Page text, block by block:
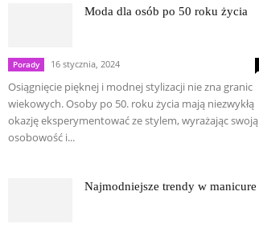
Moda dla osób po 50 roku życia
Porady 16 stycznia, 2024
Osiągnięcie pięknej i modnej stylizacji nie zna granic
wiekowych. Osoby po 50. roku życia mają niezwykłą
okazję eksperymentować ze stylem, wyrażając swoją
osobowość i...
Najmodniejsze trendy w manicure